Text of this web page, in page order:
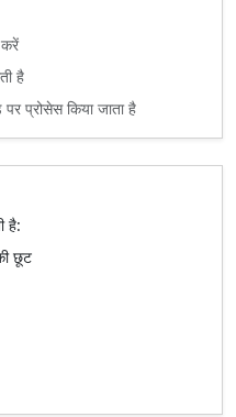
है
प्रोसेस किया जाता है
है:
छूट